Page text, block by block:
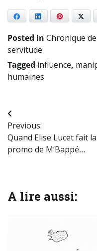
Facebook LinkedIn Pinterest
Posted in Chronique
servitude
Tagged influence,
humaines
Navigation
de
l’article
Previous:
Quand Elise Lucet fait la
promo de M’Bappé…
A lire aussi: